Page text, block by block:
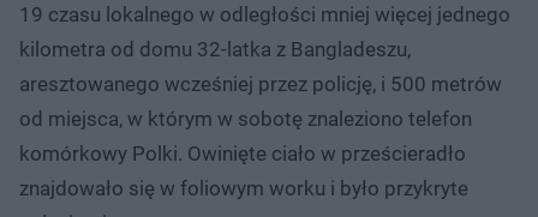
19 czasu lokalnego w odległości mniej więcej jednego
kilometra od domu 32-latka z Bangladeszu,
aresztowanego wcześniej przez policję, i 500 metrów
od miejsca, w którym w sobotę znaleziono telefon
komórkowy Polki. Owinięte ciało w prześcieradło
znajdowało się w foliowym worku i było przykryte